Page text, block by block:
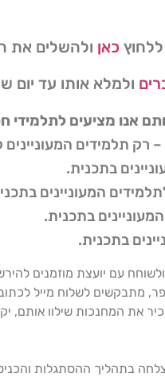
כאן ולהשלים את
ולמלא אותו עד יום שישי
אנו מציעים לתלמידי
– רק תלמידים
בתכנית.
המעוניינים
בתכנית.
בתכנית.
עם יועצת מוזמנים
מתבקשים לשלוח מייל
את המחנכות שילוו
בתהליך ההסתגלות